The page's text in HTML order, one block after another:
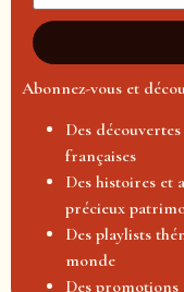
Abonnez-vous et
Des
françaises
Des histoires et
précieux
Des playlists
monde
Des promotions